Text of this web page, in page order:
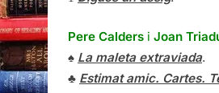
Pere Calders i Joan
♠ La maleta extraviada.
♣ Estimat amic. Cartes.